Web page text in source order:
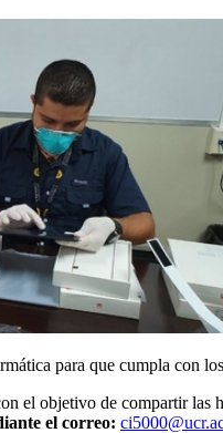
para que cumpla con
el objetivo de compartir las
el correo: